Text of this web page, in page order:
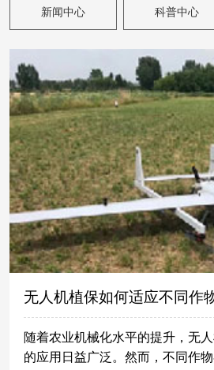
新闻中心 科普中心
无人机植保如何适应不同作
随着农业机械化水平的提升，无
的应用日益广泛。然而，不同作